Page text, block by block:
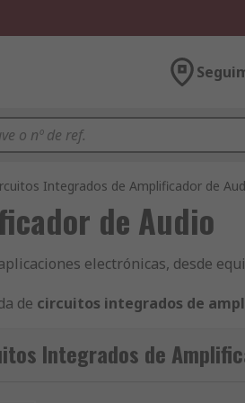
Integrados de Amplificador de
de Audio
electrónicas, desde
de circuitos integrados de
Integrados de